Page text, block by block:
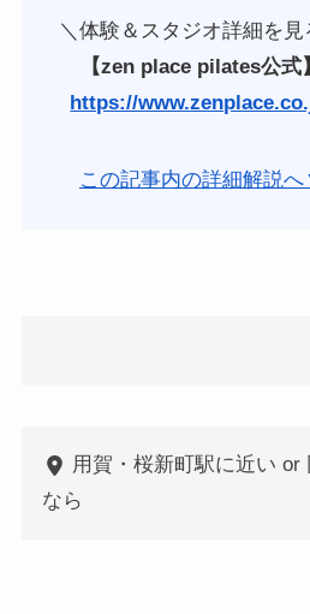
＼体験＆スタジオ詳細を見
【zen place pilates公式】
https://
この記事内の詳細解説
用賀・桜新町駅に近い or
なら